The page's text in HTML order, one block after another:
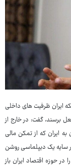
ایران ظرفیت های داخلی
برسند، گفت: در خارج از
به ایران که از تمکن مالی
سایه یک دیپلماسی روشن
حوزه اقتصاد ایران باز